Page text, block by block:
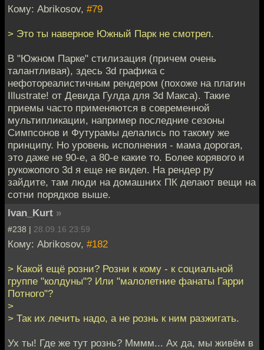
Кому: Abrikosov, #79
> Это ты наверное Южный Парк не смотрел.
В "Южном Парке" стилизация (причем очень
талантливая), здесь 3d графика с
нефотореалистичным рендером (похоже на плагин
Illustrate! от Девида Гулда для 3d Макса). Такие
приемы часто применяются в современной
мультипликации, например последние сезоны
Симпсонов и Футурамы делались по такому же
принципу. Но уровень исполнения - мама дорогая,
это даже не 90-е, а 80-е какие то. Более корявого и
рукожопого 3d я еще не видел. На рендер ру
зайдите, там люди на домашних ПК делают вещи на
сотни порядков выше.
Ivan_Kurt »
#238 | 28.09.16 23:59
Кому: Abrikosov, #182
> Какой ещё розни? Розни к кому - к социальной
группе "колдуны"? Или "малолетние фанаты Гарри
Потного"?
>
> Так их лечить надо, а не рознь к ним разжигать.
Ух ты! Где же тут рознь? Мммм... Ах да, мы живём в